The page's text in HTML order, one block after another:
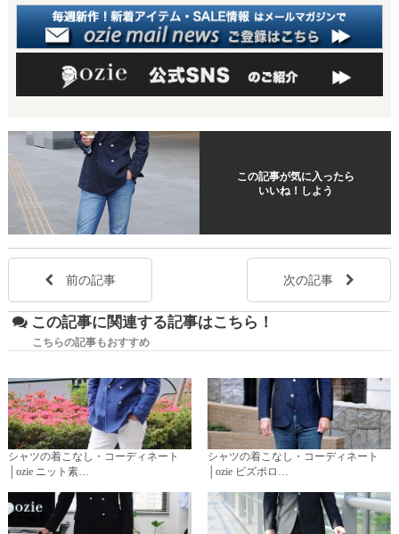
この記事が気に入ったら
いいね！しよう
前の記事 次の記事
この記事に関連する記事はこちら！
こちらの記事もおすすめ
シャツの着こなし・コーディネート
│ozie ニット素…
シャツの着こなし・コーディネート
│ozie ビズポロ…